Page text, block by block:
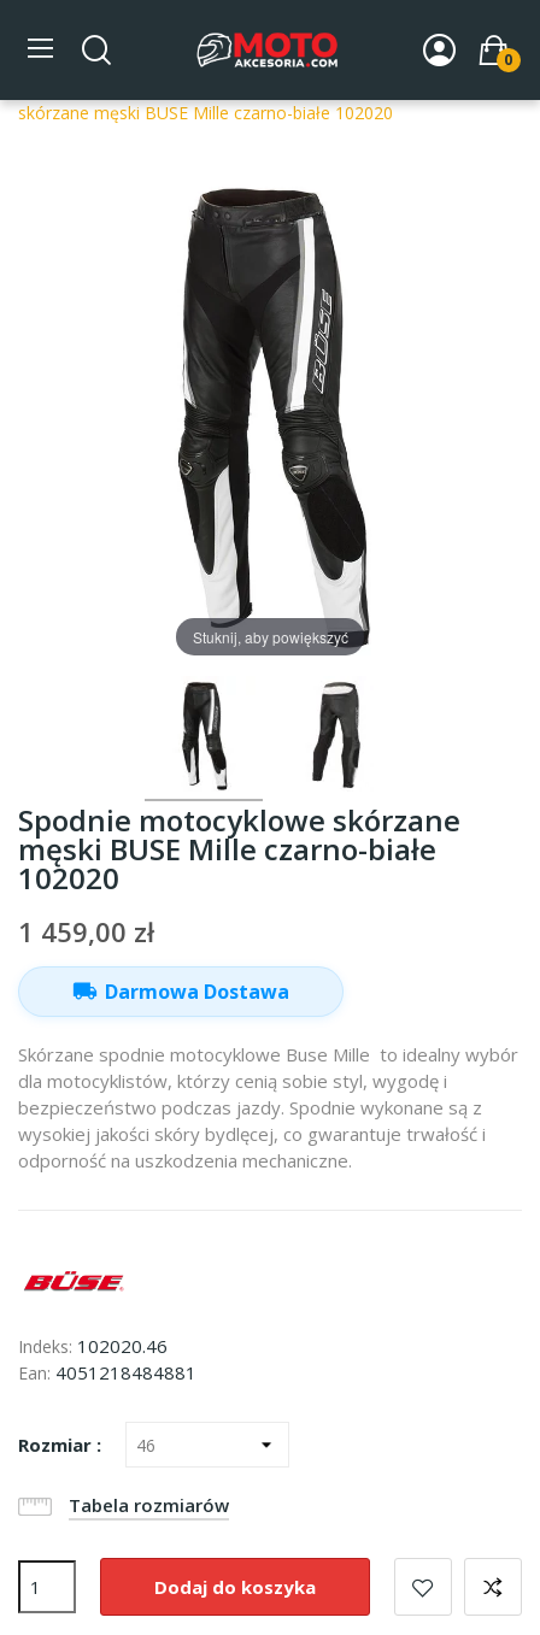
0
Strona główna DLA MOTOCYKLISTY
Spodnie
skórzane męski BUSE Mille czarno-białe 102020
Stuknij, aby powiększyć
Spodnie motocyklowe skórzane
męski BUSE Mille czarno-białe
102020
1 459,00 zł
local_shipping Darmowa Dostawa
Skórzane spodnie motocyklowe Buse Mille to idealny wybór
dla motocyklistów, którzy cenią sobie styl, wygodę i
bezpieczeństwo podczas jazdy. Spodnie wykonane są z
wysokiej jakości skóry bydlęcej, co gwarantuje trwałość i
odporność na uszkodzenia mechaniczne.
Indeks: 102020.46
Ean: 4051218484881
Rozmiar :
Tabela rozmiarów
Dodaj do koszyka